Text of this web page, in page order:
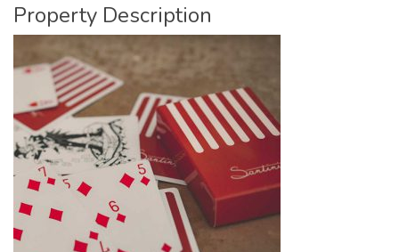
Property Description